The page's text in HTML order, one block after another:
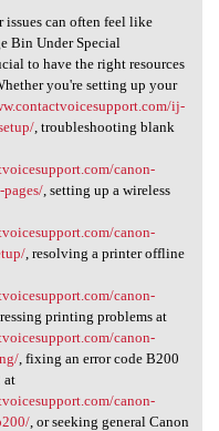
issues
can often feel like
Bin Under Special
to have the right resources
you're setting up your
ij-
, troubleshooting blank
canon-
, setting up a wireless
canon-
, resolving a printer offline
canon-
printing problems at
canon-
, fixing an error code B200
at
canon-
, or seeking general Canon